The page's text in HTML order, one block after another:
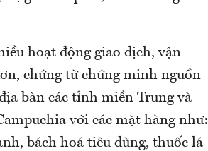
hoạt động giao dịch, vận
chứng từ chứng minh nguồn
bàn các tỉnh miền Trung và
với các mặt hàng như:
bách hoá tiêu dùng, thuốc lá